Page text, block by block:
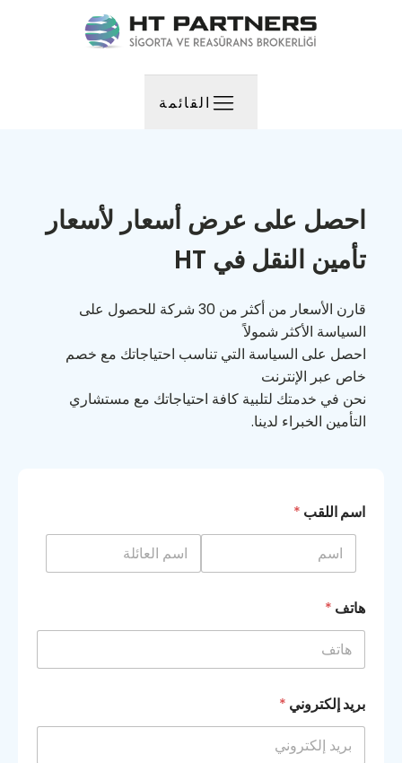
القائمة
احصل على عرض أسعار لأسعار
تأمين النقل في HT
قارن الأسعار من أكثر من 30 شركة للحصول على
السياسة الأكثر شمولاً
احصل على السياسة التي تناسب احتياجاتك مع خصم
خاص عبر الإنترنت
نحن في خدمتك لتلبية كافة احتياجاتك مع مستشاري
التأمين الخبراء لدينا.
اسم اللقب *
هاتف *
بريد إلكتروني *